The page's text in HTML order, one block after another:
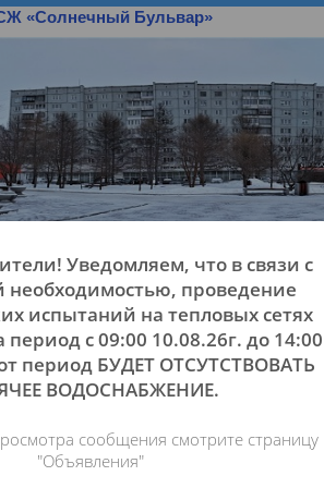
ТСЖ «Солнечный Бульвар»
Должники Обращения
>> /Все новости >>
жители! Уведомляем, что в
необходимостью,
испытаний на тепловых
на период с 09:00 10.08.26г. до
этот период БУДЕТ
просмотра сообщения смотрите